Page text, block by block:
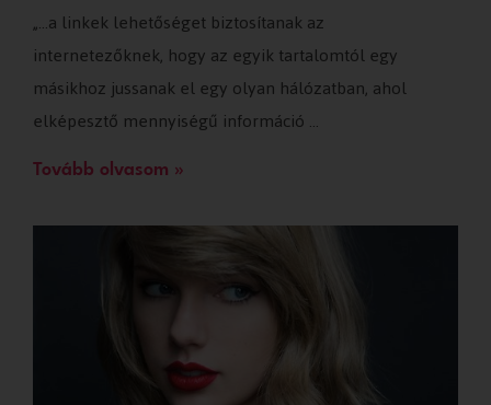
„…a linkek lehetőséget biztosítanak az
internetezőknek, hogy az egyik tartalomtól egy
másikhoz jussanak el egy olyan hálózatban, ahol
elképesztő mennyiségű információ …
Tovább olvasom »